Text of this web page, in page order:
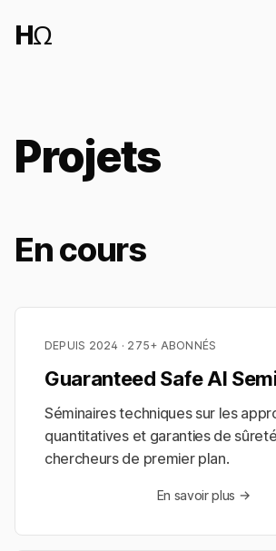
HΩ
Projets
En cours
DEPUIS 2024 · 275+ ABONNÉS
Guaranteed Safe AI
Séminaires techniques sur les
quantitatives et garanties de
chercheurs de premier plan.
En savoir plus →